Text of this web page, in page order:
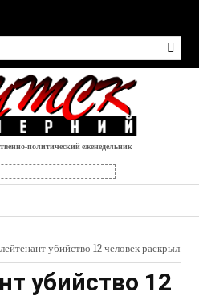
политический еженедельник
убийство 12 человек раскрыл
убийство 12